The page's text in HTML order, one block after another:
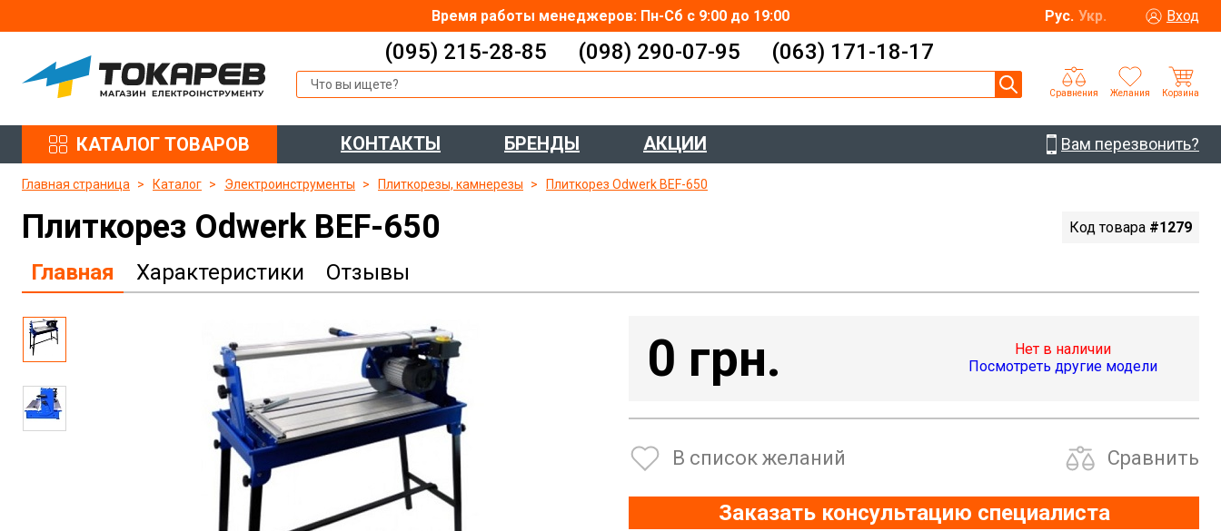
Время работы менеджеров: Пн-Сб с 9:00 до 19:00 Рус. Укр. Вход
(095) 215-28-85 (098) 290-07-95 (063) 171-18-17
Сравнения Желания Корзина
КАТАЛОГ ТОВАРОВ КОНТАКТЫ БРЕНДЫ АКЦИИ Вам перезвонить?
Главная страница Каталог Электроинструменты Плиткорезы, камнерезы Плиткорез Odwerk BEF-650
Плиткорез Odwerk BEF-650 Код товара #1279
Главная Характеристики Отзывы
0 грн.
Нет в наличии
Посмотреть другие модели
В список желаний Сравнить
Заказать консультацию специалиста